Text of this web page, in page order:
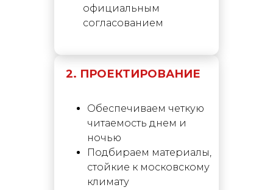
официальным
согласованием
Обеспечиваем четкую
читаемость днем и
ночью
Подбираем материалы,
стойкие к московскому
климату
2. ПРОЕКТИРОВАНИЕ